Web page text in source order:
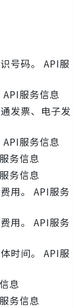
号码。 API服
服务信息
发票、电子发
服务信息
务信息
务信息
用。 API服务
用。 API服务
时间。 API服
息
务信息